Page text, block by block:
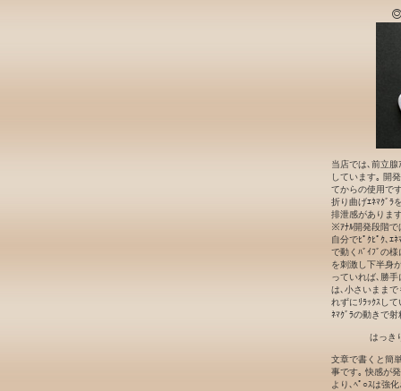
◎
当店では､前立腺
しています｡ 開
てからの使用で
折り曲げｴﾈﾏｸﾞﾗ
排泄感がありま
※ｱﾅﾙ開発段階で
自分でﾋﾟｸﾋﾟｸ､ｴ
で動くﾊﾞｲﾌﾞの
を刺激し下半身
っていれば､勝
は､小さいまま
れずにﾘﾗｯｸｽし
ﾈﾏｸﾞﾗの動きで射
はっき
文章で書くと簡
事です｡ 快感が
より､ﾍﾟ○ｽは強